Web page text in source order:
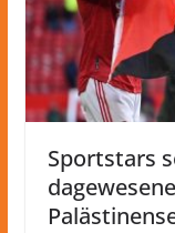
Sportstars